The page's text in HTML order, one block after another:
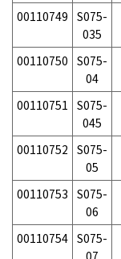
00110749 S075-
035
00110750 S075-
04
00110751 S075-
045
00110752 S075-
05
00110753 S075-
06
00110754 S075-